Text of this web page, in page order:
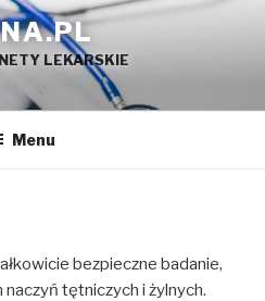
LEKARSKIE
Menu
bezpieczne badanie,
tętniczych i żylnych.